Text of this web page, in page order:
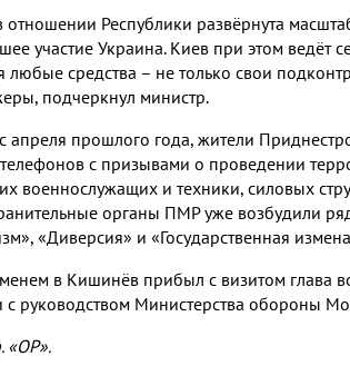
отношении Республики развёрнута
участие Украина. Киев при этом
любые средства – не только свои
подчеркнул министр.
апреля прошлого года, жители
с призывами о проведении
военнослужащих и техники, силовых
органы ПМР уже возбудили
«Диверсия» и «Государственная
в Кишинёв прибыл с визитом глава
с руководством Министерства обороны
«ОР».